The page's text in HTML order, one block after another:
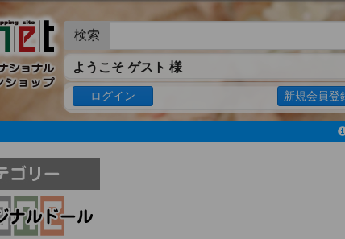
検索
ようこそ ゲスト 様
ログイン 新規会員登
ｱ